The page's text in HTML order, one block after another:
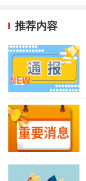
推荐内容